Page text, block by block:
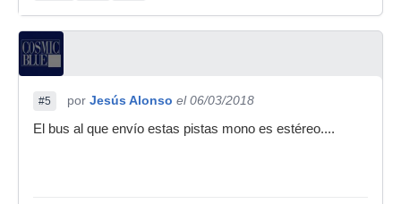
#5 por Jesús Alonso el 06/03/2018
El bus al que envío estas pistas mono es estéreo....